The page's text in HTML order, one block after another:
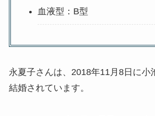
血液型：B型
永夏子さんは、2018年11月8日に小
結婚されています。